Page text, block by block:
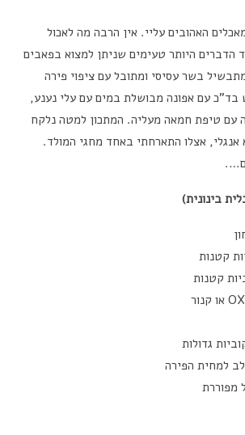
האהובים עליי. אין הרבה מה לאכול
הדברים היותר טעימים שניתן למצוא בפאבים
בשר עסיסי ומתובל עם ציפוי פירה
בד”כ עם אפונה מבושלת במים עם עלי נענע,
עם טיפת חמאה מעליה. המתכון למטה נלקח
אצלו התארחתי באחד מחגי המולד.
בינונית)
קטנות
למחית הפירה